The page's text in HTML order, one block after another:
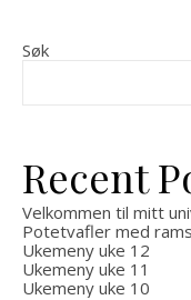
Søk
Recent
Velkommen til mitt
Potetvafler med
Ukemeny uke 12
Ukemeny uke 11
Ukemeny uke 10